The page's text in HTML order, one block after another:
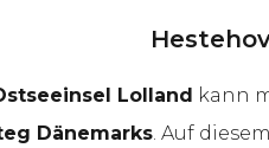
Lolland kann
Dänemarks. Auf